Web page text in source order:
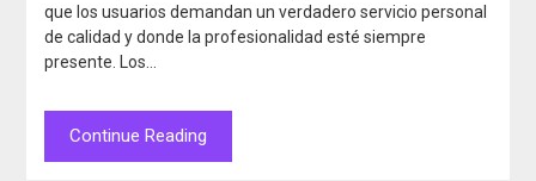
que los usuarios demandan un verdadero servicio personal
de calidad y donde la profesionalidad esté siempre
presente. Los…
Continue Reading